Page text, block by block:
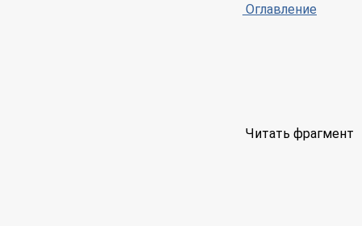
Оглавление
Читать фрагмент